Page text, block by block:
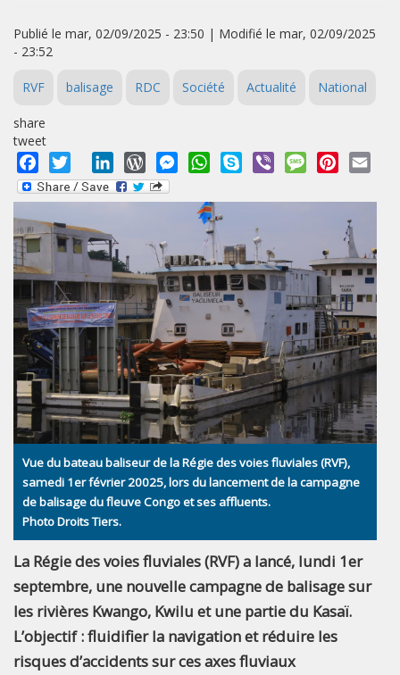
Publié le mar, 02/09/2025 - 23:50 | Modifié le mar, 02/09/2025
- 23:52
RVF balisage RDC Société Actualité National
share
tweet
Facebook
Twitter LinkedInWordPressMessengerWhatsApp
Skype Viber MessagePinterest
Vue du bateau baliseur de la Régie des voies fluviales (RVF),
samedi 1er février 20025, lors du lancement de la campagne
de balisage du fleuve Congo et ses affluents.
Photo Droits Tiers.
La Régie des voies fluviales (RVF) a lancé, lundi 1er
septembre, une nouvelle campagne de balisage sur
les rivières Kwango, Kwilu et une partie du Kasaï.
L’objectif : fluidifier la navigation et réduire les
risques d’accidents sur ces axes fluviaux